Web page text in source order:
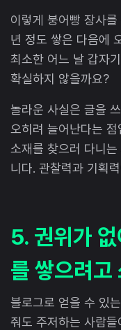
이렇게 붕어빵 장사
년 정도 쌓은 다음에
최소한 어느 날 갑자
확실하지 않을까요?
놀라운 사실은 글을
오히려 늘어난다는 점
소재를 찾으러 다니
니다. 관찰력과 기획
5. 권위가
를 쌓으려고
블로그로 얻을 수 있
줘도 주저하는 사람들